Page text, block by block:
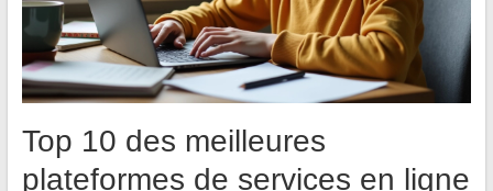
Top 10 des meilleures
plateformes de services en ligne